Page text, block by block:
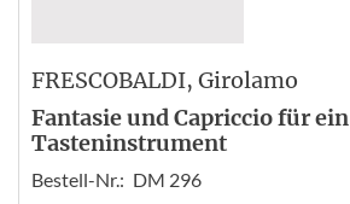
FRESCOBALDI, Girolamo
Fantasie und Capriccio für ein
Tasteninstrument
Bestell-Nr.: DM 296